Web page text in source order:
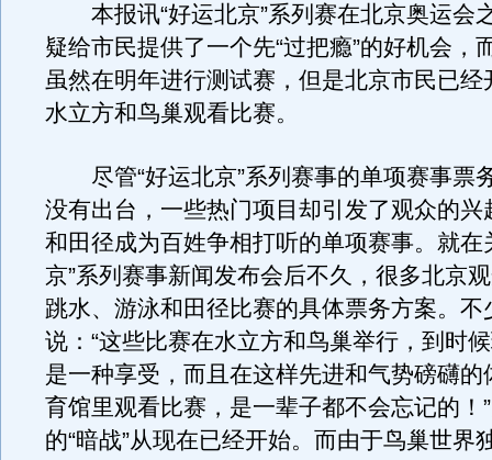
本报讯“好运北京”系列赛在北京奥运会
疑给市民提供了一个先“过把瘾”的好机会，
虽然在明年进行测试赛，但是北京市民已经
水立方和鸟巢观看比赛。
尽管“好运北京”系列赛事的单项赛事票
没有出台，一些热门项目却引发了观众的兴
和田径成为百姓争相打听的单项赛事。就在
京”系列赛事新闻发布会后不久，很多北京
跳水、游泳和田径比赛的具体票务方案。不
说：“这些比赛在水立方和鸟巢举行，到时
是一种享受，而且在这样先进和气势磅礴的
育馆里观看比赛，是一辈子都不会忘记的！
的“暗战”从现在已经开始。而由于鸟巢世界